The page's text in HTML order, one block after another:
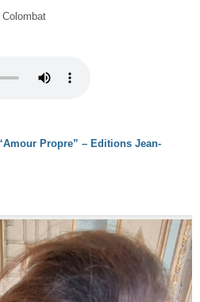
Colombat
Propre” – Editions Jean-